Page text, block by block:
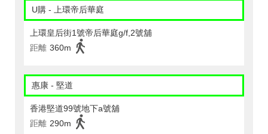
U購 - 上環帝后華庭
上環皇后街1號帝后華庭g/f,2號舖
距離 360m
惠康 - 堅道
香港堅道99號地下a號舖
距離 290m